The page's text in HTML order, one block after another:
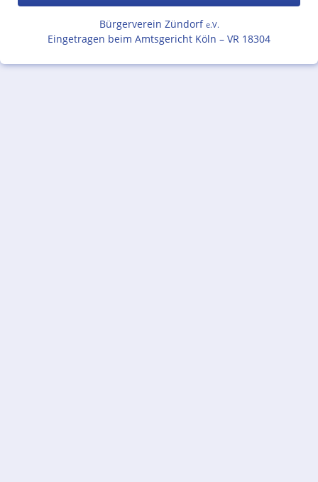
Bürgerverein Zündorf e.V.
Eingetragen beim Amtsgericht Köln – VR 18304